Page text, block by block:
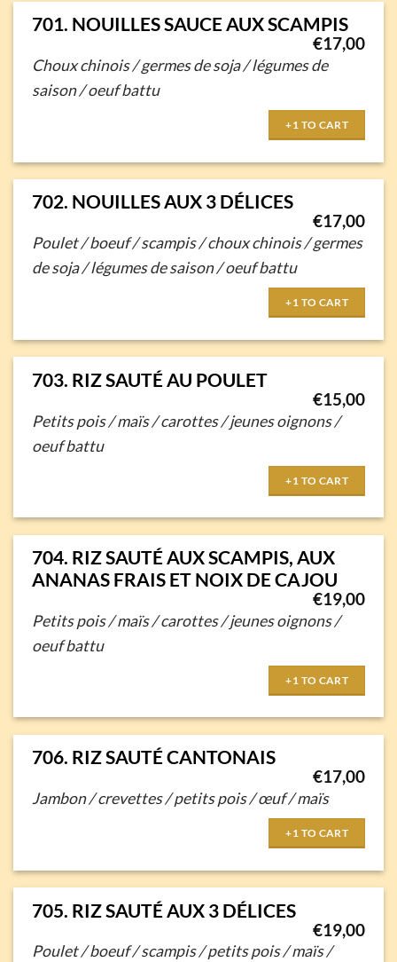
701. NOUILLES SAUCE AUX SCAMPIS
€17,00
Choux chinois / germes de soja / légumes de
saison / oeuf battu
+1 TO CART
702. NOUILLES AUX 3 DÉLICES
€17,00
Poulet / boeuf / scampis / choux chinois /germes
de soja / légumes de saison / oeuf battu
+1 TO CART
703. RIZ SAUTÉ AU POULET
€15,00
Petits pois / maïs / carottes / jeunes oignons /
oeuf battu
+1 TO CART
704. RIZ SAUTÉ AUX SCAMPIS, AUX
ANANAS FRAIS ET NOIX DE CAJOU
€19,00
Petits pois / maïs / carottes / jeunes oignons /
oeuf battu
+1 TO CART
706. RIZ SAUTÉ CANTONAIS
€17,00
Jambon / crevettes / petits pois / œuf / maïs
+1 TO CART
705. RIZ SAUTÉ AUX 3 DÉLICES
€19,00
Poulet / boeuf / scampis / petits pois / maïs /